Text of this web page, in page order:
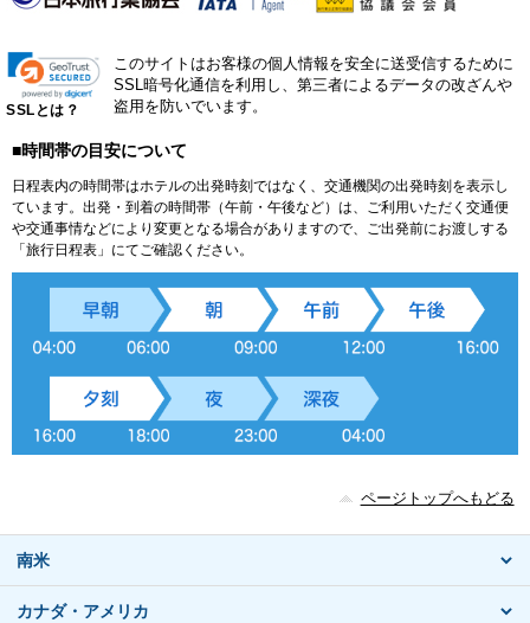
SSLとは？
このサイトはお客様の個人情報を安全に送受信するために
SSL暗号化通信を利用し、第三者によるデータの改ざんや
盗用を防いでいます。
■時間帯の目安について
日程表内の時間帯はホテルの出発時刻ではなく、交通機関の出発時刻を表示し
ています。出発・到着の時間帯（午前・午後など）は、ご利用いただく交通便
や交通事情などにより変更となる場合がありますので、ご出発前にお渡しする
「旅行日程表」にてご確認ください。
ページトップへもどる
南米
カナダ・アメリカ